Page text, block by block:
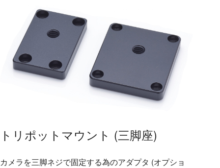
トリポットマウント (三脚座)
カメラを三脚ネジで固定する為のアダプタ (オプショ